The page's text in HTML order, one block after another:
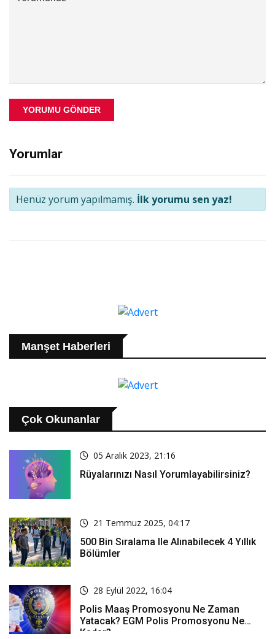
YORUMU GÖNDER
Yorumlar
Henüz yorum yapılmamış. İlk yorumu sen yaz!
Manşet Haberleri
Çok Okunanlar
05 Aralık 2023, 21:16
Rüyalarınızı Nasıl Yorumlayabilirsiniz?
21 Temmuz 2025, 04:17
500 Bin Sıralama Ile Alınabilecek 4 Yıllık
Bölümler
28 Eylül 2022, 16:04
Polis Maaş Promosyonu Ne Zaman
Yatacak? EGM Polis Promosyonu Ne
Kadar?